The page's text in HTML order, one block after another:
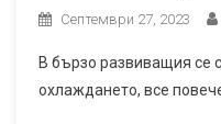
Септември 27, 2023
В бързо развиващия се
охлаждането, все